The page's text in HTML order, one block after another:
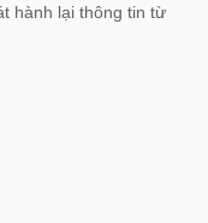
hành lại thông tin từ